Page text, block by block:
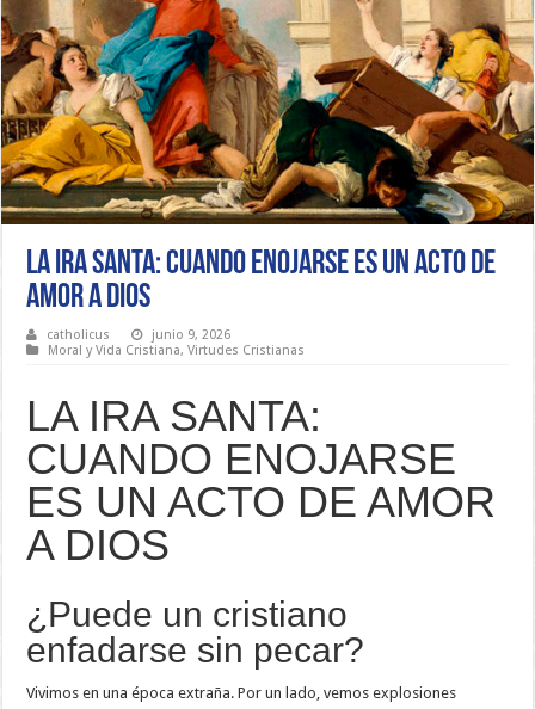
LA IRA SANTA: CUANDO ENOJARSE ES UN ACTO DE
AMOR A DIOS
catholicus
junio 9, 2026
Moral y Vida Cristiana,Virtudes Cristianas
LA IRA SANTA:
CUANDO ENOJARSE
ES UN ACTO DE AMOR
A DIOS
¿Puede un cristiano
enfadarse sin pecar?
Vivimos en una época extraña. Por un lado, vemos explosiones